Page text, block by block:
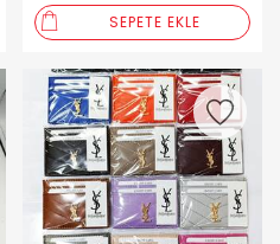
SEPETE EKLE